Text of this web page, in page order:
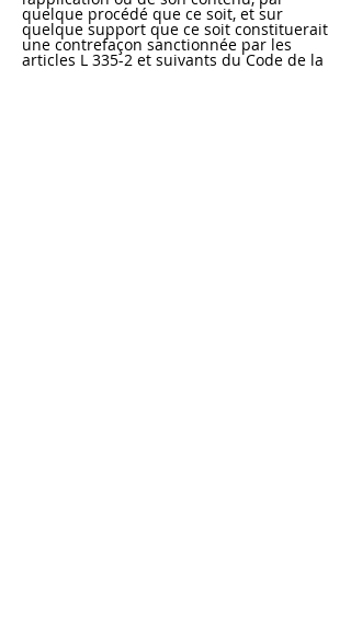
quelque procédé que ce soit, et sur
quelque support que ce soit constituerait
une contrefaçon sanctionnée par les
articles L 335-2 et suivants du Code de la